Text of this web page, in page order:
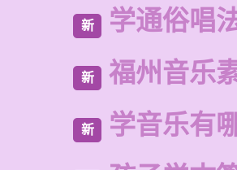
新 学通俗唱
新 福州音乐
新 学音乐有